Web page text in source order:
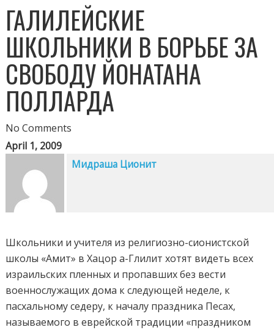
ГАЛИЛЕЙСКИЕ
ШКОЛЬНИКИ В БОРЬБЕ ЗА
СВОБОДУ ЙОНАТАНА
ПОЛЛАРДА
No Comments
April 1, 2009
Мидраша Ционит
Школьники и учителя из религиозно-сионистской
школы «Амит» в Хацор а-Глилит хотят видеть всех
израильских пленных и пропавших без вести
военнослужащих дома к следующей неделе, к
пасхальному седеру, к началу праздника Песах,
называемого в еврейской традиции «праздником